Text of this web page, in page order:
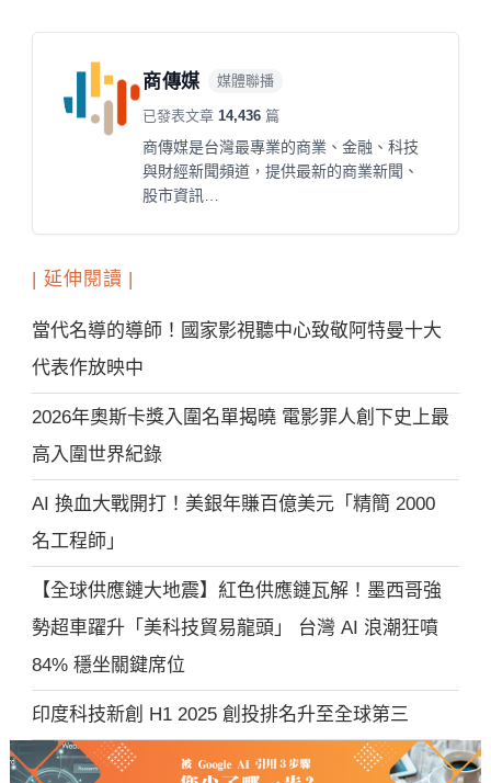
商傳媒 媒體聯播
已發表文章 14,436 篇
商傳媒是台灣最專業的商業、金融、科技
與財經新聞頻道，提供最新的商業新聞、
股市資訊…
| 延伸閱讀 |
當代名導的導師！國家影視聽中心致敬阿特曼十大
代表作放映中
2026年奧斯卡獎入圍名單揭曉 電影罪人創下史上最
高入圍世界紀錄
AI 換血大戰開打！美銀年賺百億美元「精簡 2000
名工程師」
【全球供應鏈大地震】紅色供應鏈瓦解！墨西哥強
勢超車躍升「美科技貿易龍頭」 台灣 AI 浪潮狂噴
84% 穩坐關鍵席位
印度科技新創 H1 2025 創投排名升至全球第三